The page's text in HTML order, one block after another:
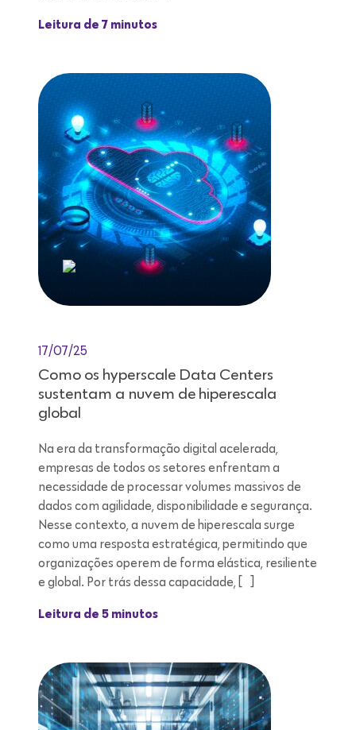
Leitura de 7 minutos
17/07/25
Como os hyperscale Data Centers
sustentam a nuvem de hiperescala
global
Na era da transformação digital acelerada,
empresas de todos os setores enfrentam a
necessidade de processar volumes massivos de
dados com agilidade, disponibilidade e segurança.
Nesse contexto, a nuvem de hiperescala surge
como uma resposta estratégica, permitindo que
organizações operem de forma elástica, resiliente
e global. Por trás dessa capacidade, […]
Leitura de 5 minutos